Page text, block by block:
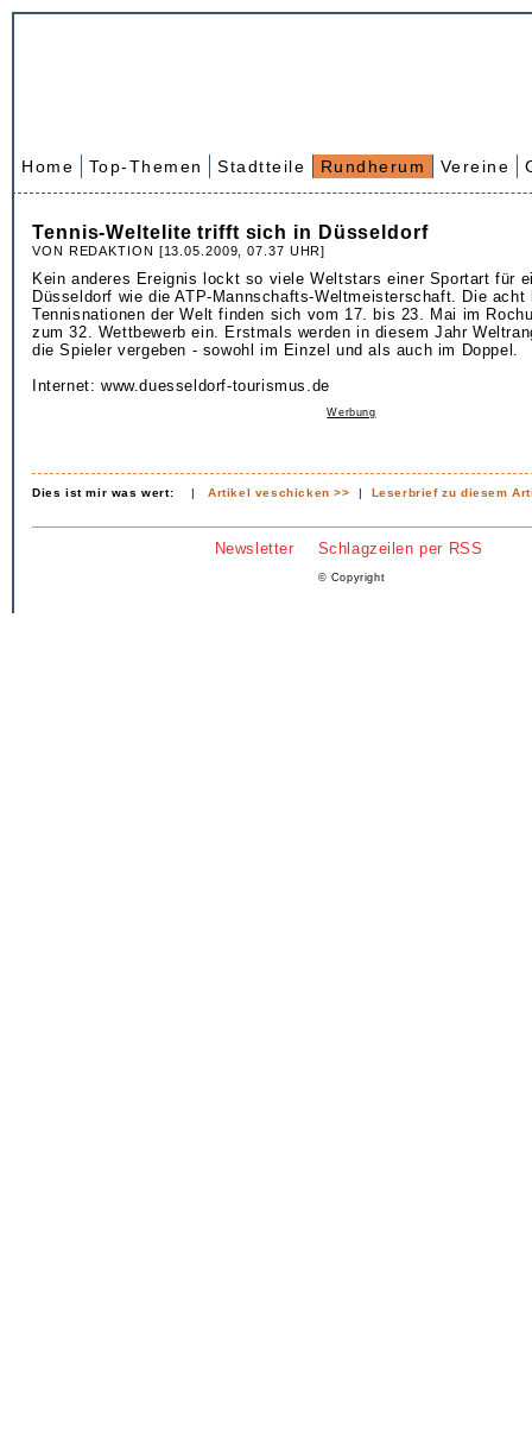
Home Top-Themen Stadtteile Rundherum Vereine
Tennis-Weltelite trifft sich in Düsseldorf
VON REDAKTION [13.05.2009, 07.37 UHR]
Kein anderes Ereignis lockt so viele Weltstars einer Sportart für
Düsseldorf wie die ATP-Mannschafts-Weltmeisterschaft. Die acht
Tennisnationen der Welt finden sich vom 17. bis 23. Mai im
zum 32. Wettbewerb ein. Erstmals werden in diesem Jahr
die Spieler vergeben - sowohl im Einzel und als auch im Doppel.
Internet: www.duesseldorf-tourismus.de
Werbung
Dies ist mir was wert: |Artikel veschicken >> | Leserbrief zu diesem
Newsletter Schlagzeilen per RSS
© Copyright